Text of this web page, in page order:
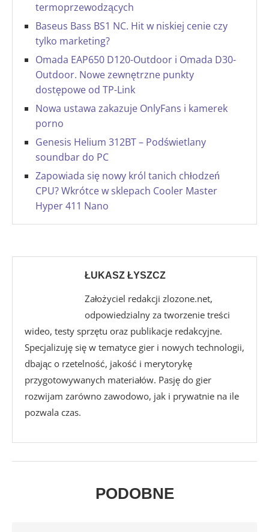
termoprzewodzących
Baseus Bass BS1 NC. Hit w niskiej cenie czy
tylko marketing?
Omada EAP650 D120-Outdoor i Omada D30-
Outdoor. Nowe zewnętrzne punkty
dostępowe od TP-Link
Nowa ustawa zakazuje OnlyFans i kamerek
porno
Genesis Helium 312BT – Podświetlany
soundbar do PC
Zapowiada się nowy król tanich chłodzeń
CPU? Wkrótce w sklepach Cooler Master
Hyper 411 Nano
ŁUKASZ ŁYSZCZ
Założyciel redakcji zlozone.net,
odpowiedzialny za tworzenie treści
wideo, testy sprzętu oraz publikacje redakcyjne.
Specjalizuję się w tematyce gier i nowych technologii,
dbając o rzetelność, jakość i merytorykę
przygotowywanych materiałów. Pasję do gier
rozwijam zarówno zawodowo, jak i prywatnie na ile
pozwala czas.
PODOBNE